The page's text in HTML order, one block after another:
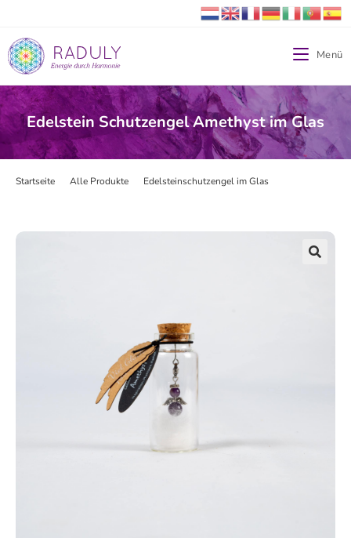
Menü
Edelstein Schutzengel Amethyst im Glas
Startseite Alle Produkte Edelsteinschutzengel im Glas